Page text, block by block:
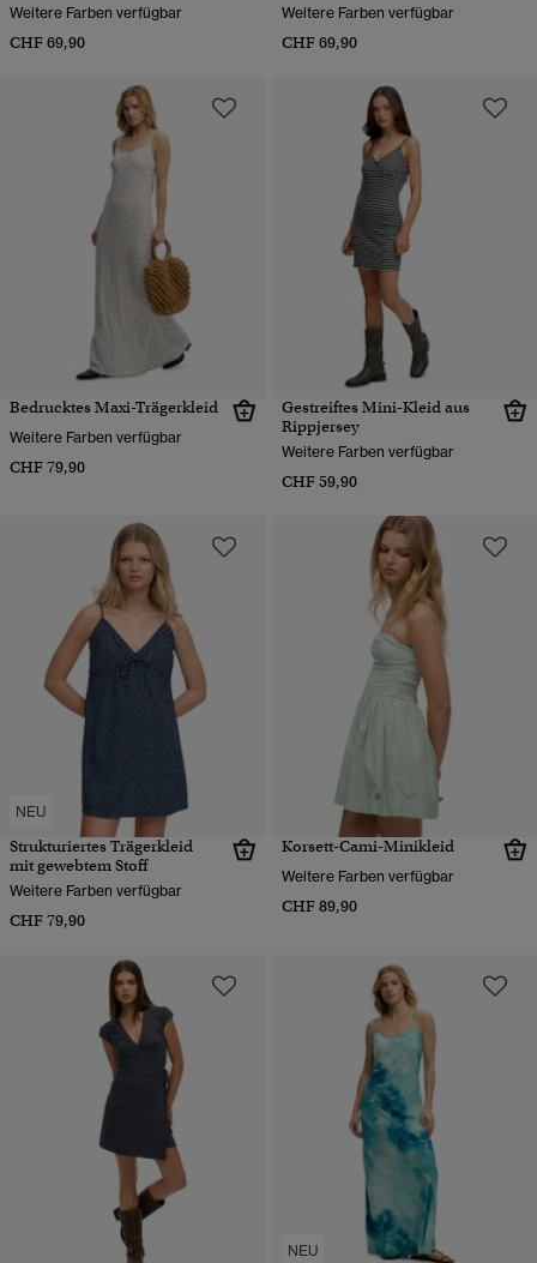
Weitere Farben verfügbar
CHF 69,90
Weitere Farben verfügbar
CHF 69,90
Bedrucktes Maxi-Trägerkleid
Weitere Farben verfügbar
CHF 79,90
Gestreiftes Mini-Kleid aus
Rippjersey
Weitere Farben verfügbar
CHF 59,90
NEU
Strukturiertes Trägerkleid
mit gewebtem Stoff
Weitere Farben verfügbar
CHF 79,90
Korsett-Cami-Minikleid
Weitere Farben verfügbar
CHF 89,90
NEU